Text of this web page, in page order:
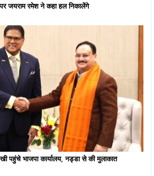
जयराम रमेश ने कहा हल निकालेंगे
पहुंचे भाजपा कार्यालय, नड्डा से की मुलाकात